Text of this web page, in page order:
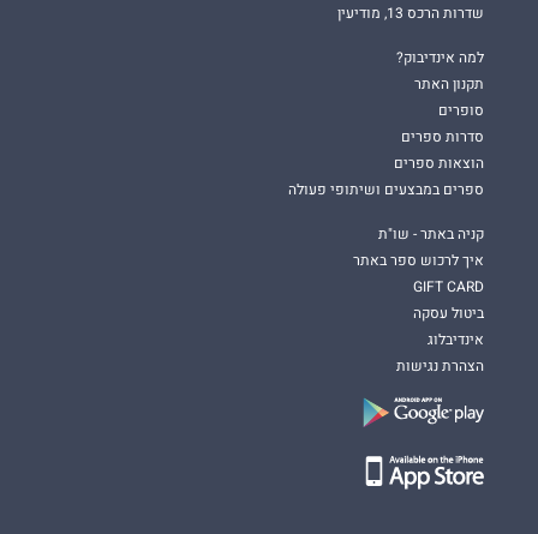
שדרות הרכס 13, מודיעין
למה אינדיבוק?
תקנון האתר
סופרים
סדרות ספרים
הוצאות ספרים
ספרים במבצעים ושיתופי פעולה
קניה באתר - שו"ת
איך לרכוש ספר באתר
GIFT CARD
ביטול עסקה
אינדיבלוג
הצהרת נגישות